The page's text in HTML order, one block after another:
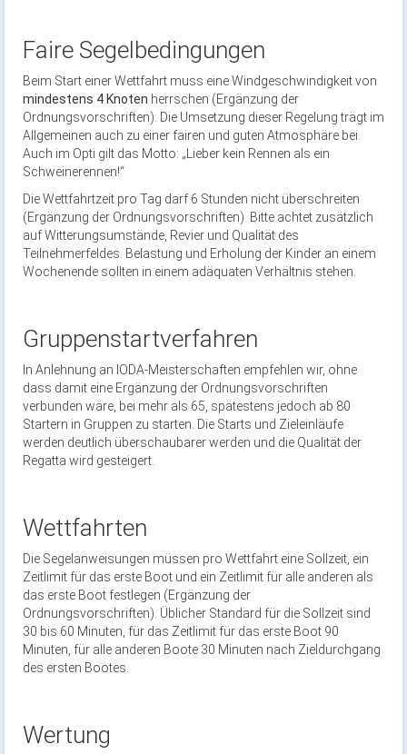
Faire Segelbedingungen
Beim Start einer Wettfahrt muss eine Windgeschwindigkeit von
mindestens 4 Knoten herrschen (Ergänzung der
Ordnungsvorschriften). Die Umsetzung dieser Regelung trägt im
Allgemeinen auch zu einer fairen und guten Atmosphäre bei.
Auch im Opti gilt das Motto: „Lieber kein Rennen als ein
Schweinerennen!“
Die Wettfahrtzeit pro Tag darf 6 Stunden nicht überschreiten
(Ergänzung der Ordnungsvorschriften). Bitte achtet zusätzlich
auf Witterungsumstände, Revier und Qualität des
Teilnehmerfeldes. Belastung und Erholung der Kinder an einem
Wochenende sollten in einem adäquaten Verhältnis stehen.
Gruppenstartverfahren
In Anlehnung an IODA-Meisterschaften empfehlen wir, ohne
dass damit eine Ergänzung der Ordnungsvorschriften
verbunden wäre, bei mehr als 65, spätestens jedoch ab 80
Startern in Gruppen zu starten. Die Starts und Zieleinläufe
werden deutlich überschaubarer werden und die Qualität der
Regatta wird gesteigert.
Wettfahrten
Die Segelanweisungen müssen pro Wettfahrt eine Sollzeit, ein
Zeitlimit für das erste Boot und ein Zeitlimit für alle anderen als
das erste Boot festlegen (Ergänzung der
Ordnungsvorschriften). Üblicher Standard für die Sollzeit sind
30 bis 60 Minuten, für das Zeitlimit für das erste Boot 90
Minuten, für alle anderen Boote 30 Minuten nach Zieldurchgang
des ersten Bootes.
Wertung